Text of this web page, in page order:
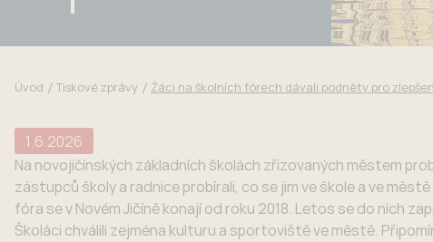
Úvod Tiskové zprávy Žáci na školních fórech dávali podněty pro
1.6.2026
Na novojičínských základních školách zřizovaných městem
zástupců školy a radnice probírali, co se jim ve škole a ve
fóra se v Novém Jičíně konají od roku 2018. Letos se do nich
Školáci chválili zejména kulturu a sportoviště ve městě.